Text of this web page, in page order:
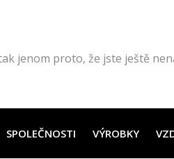
jenom proto, že jste ještě
SPOLEČNOSTI VÝROBKY